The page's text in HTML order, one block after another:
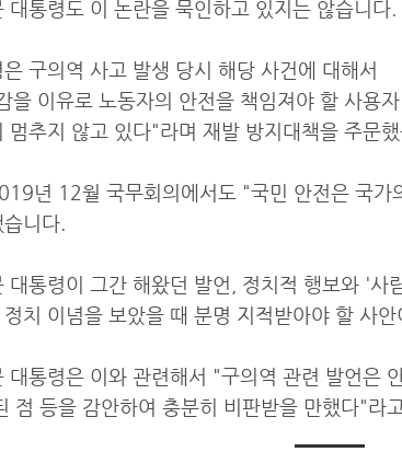
대통령도 이 논란을 묵인하고 있지는 않습니다.
구의역 사고 발생 당시 해당 사건에 대해서
을 이유로 노동자의 안전을 책임져야 할 사용
멈추지 않고 있다"라며 재발 방지대책을 주문
년 12월 국무회의에서도 "국민 안전은 국가
니다.
대통령이 그간 해왔던 발언, 정치적 행보와 '사
치 이념을 보았을 때 분명 지적받아야 할 사안
대통령은 이와 관련해서 "구의역 관련 발언은
점 등을 감안하여 충분히 비판받을 만했다"라